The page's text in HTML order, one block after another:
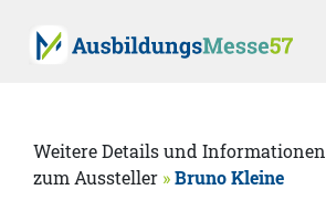
Weitere Details und Informationen
zum Aussteller »Bruno Kleine